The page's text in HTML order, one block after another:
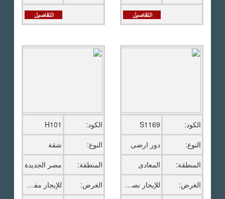
الكود:
S1169
النوع:
دور ارضى
المنطقة:
المعادى
الغرض:
للإيجار نصف مفروش
الكود:
H101
النوع:
شقة
المنطقة:
مصر الجديدة
الغرض:
للإيجار مفروش